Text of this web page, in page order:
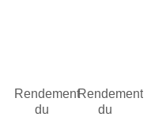
Rendement
du
Rendement
du